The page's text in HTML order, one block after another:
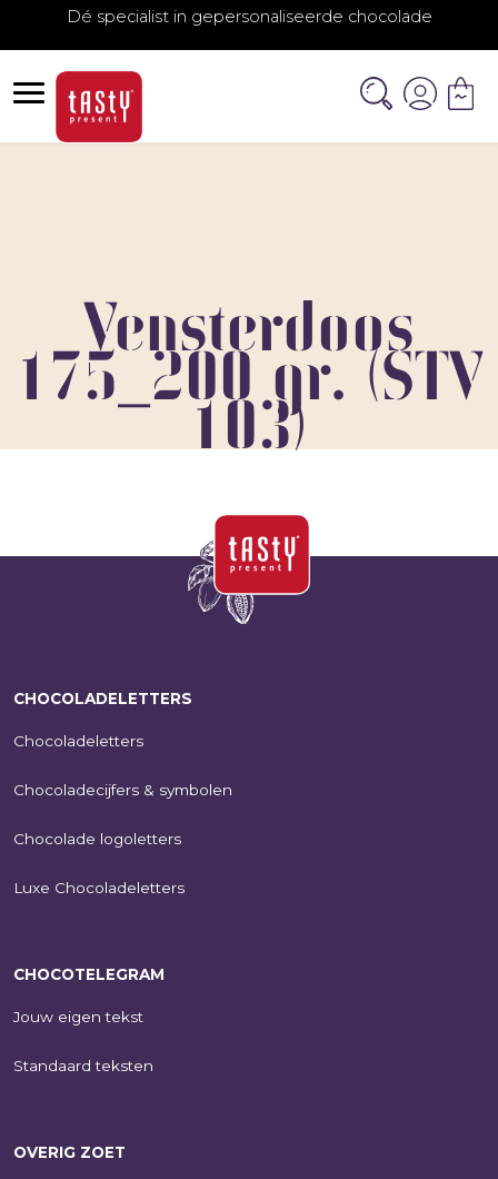
Dé specialist in gepersonaliseerde chocolade
Vensterdoos
175_200 gr. (STV
103)
CHOCOLADELETTERS
Chocoladeletters
Chocoladecijfers & symbolen
Chocolade logoletters
Luxe Chocoladeletters
CHOCOTELEGRAM
Jouw eigen tekst
Standaard teksten
OVERIG ZOET